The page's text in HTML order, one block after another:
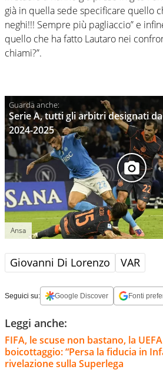
già in quella sede specificare quello
neghi!!! Sempre più pagliaccio” e
quello che ha fatto Lautaro nei
chiami?”.
Serie A, tutti gli arbitri designati
2024-2025
Ansa
Giovanni Di Lorenzo VAR
Seguici su: Google Discover Fonti
Leggi anche:
FIFA, le scuse non bastano, la
boicottaggio: “Persa la fiducia in
rivelazione sulla Superlega